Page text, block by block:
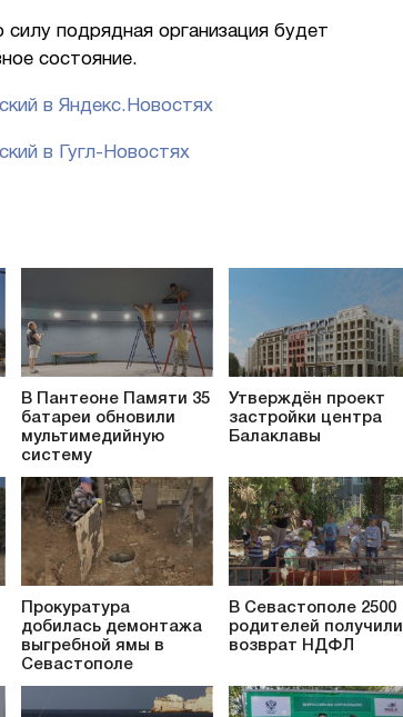
подрядная организация будет
состояние.
в Яндекс.Новостях
в Гугл-Новостях
В Пантеоне Памяти 35
батареи обновили
мультимедийную
систему
Утверждён проект
застройки центра
Балаклавы
Прокуратура
добилась демонтажа
выгребной ямы в
Севастополе
В Севастополе 2500
родителей получили
возврат НДФЛ